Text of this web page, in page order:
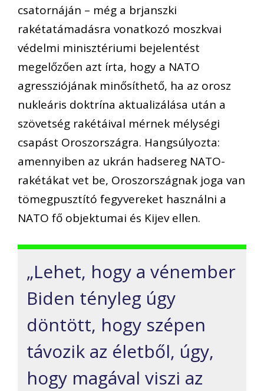
csatornáján – még a brjanszki
rakétatámadásra vonatkozó moszkvai
védelmi minisztériumi bejelentést
megelőzően azt írta, hogy a NATO
agressziójának minősíthető, ha az orosz
nukleáris doktrína aktualizálása után a
szövetség rakétáival mérnek mélységi
csapást Oroszországra. Hangsúlyozta:
amennyiben az ukrán hadsereg NATO-
rakétákat vet be, Oroszországnak joga van
tömegpusztító fegyvereket használni a
NATO fő objektumai és Kijev ellen.
„Lehet, hogy a vénember
Biden tényleg úgy
döntött, hogy szépen
távozik az életből, úgy,
hogy magával viszi az